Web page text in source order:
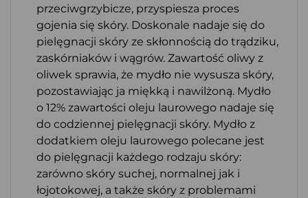
przeciwgrzybicze, przyspiesza proces
gojenia się skóry. Doskonale nadaje się do
pielęgnacji skóry ze skłonnością do trądziku,
zaskórniaków i wągrów. Zawartość oliwy z
oliwek sprawia, że mydło nie wysusza skóry,
pozostawiając ja miękką i nawilżoną. Mydło
o 12% zawartości oleju laurowego nadaje się
do codziennej pielęgnacji skóry. Mydło z
dodatkiem oleju laurowego polecane jest
do pielęgnacji każdego rodzaju skóry:
zarówno skóry suchej, normalnej jak i
łojotokowej, a także skóry z problemami